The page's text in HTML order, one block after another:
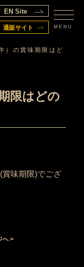
通販サイト
EN Site
MENU
）の賞味期限はど
限はどの
(賞味期限)でござ
へ >